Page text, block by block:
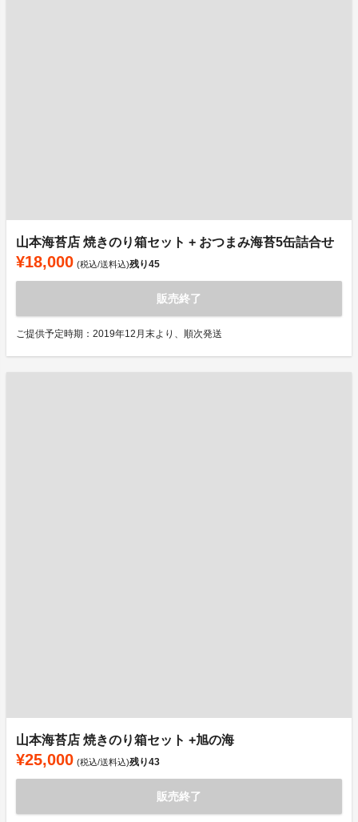
山本海苔店 焼きのり箱セット + おつまみ海苔5缶詰合せ
¥18,000 (税込/送料込)残り45
販売終了
ご提供予定時期：2019年12月末より、順次発送
山本海苔店 焼きのり箱セット +旭の海
¥25,000 (税込/送料込)残り43
販売終了